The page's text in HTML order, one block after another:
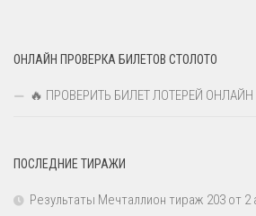
ОНЛАЙН ПРОВЕРКА БИЛЕТОВ СТОЛОТО
🔥 ПРОВЕРИТЬ БИЛЕТ ЛОТЕРЕЙ ОНЛАЙН
ПОСЛЕДНИЕ ТИРАЖИ
Результаты Мечталлион тираж 203 от 2